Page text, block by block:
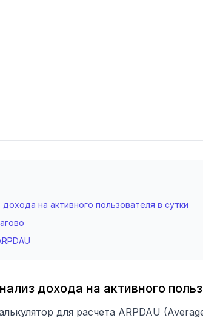
дохода на активного пользователя в сутки
дохода на активного
для расчета ARPDAU